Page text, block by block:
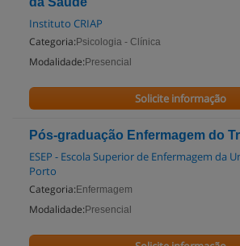
Instituto CRIAP
Categoria: Psicologia - Clínica
Modalidade: Presencial
Solicite informação
Pós-graduação Enfermagem do
ESEP - Escola Superior de Enfermagem da
Porto
Categoria: Enfermagem
Modalidade: Presencial